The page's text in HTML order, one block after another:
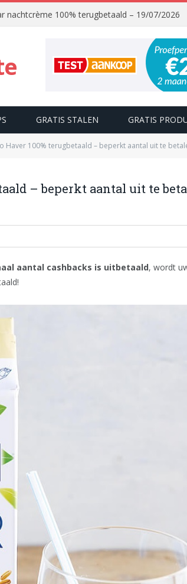
nachtcrème 100% terugbetaald – 19/07/2026
GRATIS STALEN GRATIS
Haver 100% terugbetaald – beperkt aantal uit te
– beperkt aantal uit te
aantal cashbacks is uitbetaald, wordt